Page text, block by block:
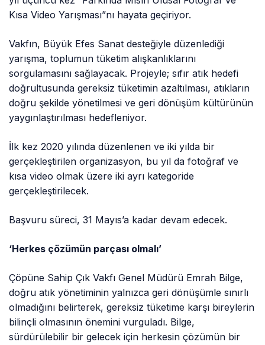
Kısa Video Yarışması”nı hayata geçiriyor.
Vakfın, Büyük Efes Sanat desteğiyle düzenlediği
yarışma, toplumun tüketim alışkanlıklarını
sorgulamasını sağlayacak. Projeyle; sıfır atık hedefi
doğrultusunda gereksiz tüketimin azaltılması, atıkların
doğru şekilde yönetilmesi ve geri dönüşüm kültürünün
yaygınlaştırılması hedefleniyor.
İlk kez 2020 yılında düzenlenen ve iki yılda bir
gerçekleştirilen organizasyon, bu yıl da fotoğraf ve
kısa video olmak üzere iki ayrı kategoride
gerçekleştirilecek.
Başvuru süreci, 31 Mayıs’a kadar devam edecek.
‘Herkes çözümün parçası olmalı’
Çöpüne Sahip Çık Vakfı Genel Müdürü Emrah Bilge,
doğru atık yönetiminin yalnızca geri dönüşümle sınırlı
olmadığını belirterek, gereksiz tüketime karşı bireylerin
bilinçli olmasının önemini vurguladı. Bilge,
sürdürülebilir bir gelecek için herkesin çözümün bir